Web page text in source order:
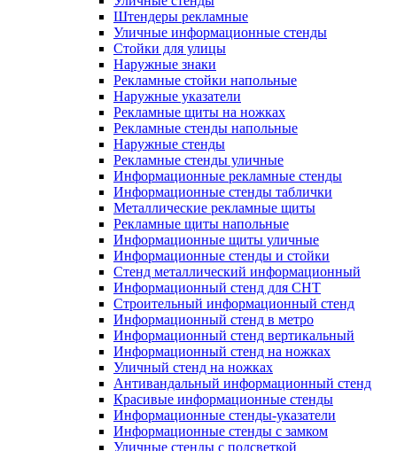
Штендеры рекламные
Уличные информационные стенды
Стойки для улицы
Наружные знаки
Рекламные стойки напольные
Наружные указатели
Рекламные щиты на ножках
Рекламные стенды напольные
Наружные стенды
Рекламные стенды уличные
Информационные рекламные стенды
Информационные стенды таблички
Металлические рекламные щиты
Рекламные щиты напольные
Информационные щиты уличные
Информационные стенды и стойки
Стенд металлический информационный
Информационный стенд для СНТ
Строительный информационный стенд
Информационный стенд в метро
Информационный стенд вертикальный
Информационный стенд на ножках
Уличный стенд на ножках
Антивандальный информационный стенд
Красивые информационные стенды
Информационные стенды-указатели
Информационные стенды с замком
Уличные стенды с подсветкой